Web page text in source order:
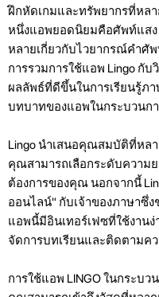
ฝึกหัดเกมและทรัพยากรที่หล
หนึ่งแอพยอดนิยมคือศัพท์แสง
หลายเกี่ยวกับไวยากรณ์คำศั
การรวมการใช้แอพ Lingo กั
ผลลัพธ์ที่ดีขึ้นในการเรียนรู้ภา
บทบาทของแอพในกระบวนก
Lingo นำเสนอคุณสมบัติที่หล
คุณสามารถเลือกระดับความ
ต้องการของคุณ นอกจากนี้
ออนไลน์" กับเจ้าของภาษา
แอพนี้มีอินเทอร์เฟซที่ใช้งาน
จัดการบทเรียนและติดตามค
การใช้แอพ LINGO ในกระบ